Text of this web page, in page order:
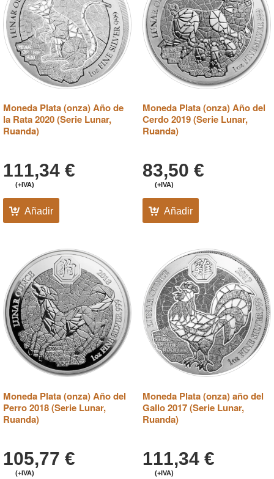
Moneda Plata (onza) Año de
la Rata 2020 (Serie Lunar,
Ruanda)
111,34 €
(+IVA)
Añadir
Moneda Plata (onza) Año del
Cerdo 2019 (Serie Lunar,
Ruanda)
83,50 €
(+IVA)
Añadir
Moneda Plata (onza) Año del
Perro 2018 (Serie Lunar,
Ruanda)
105,77 €
(+IVA)
Moneda Plata (onza) año del
Gallo 2017 (Serie Lunar,
Ruanda)
111,34 €
(+IVA)